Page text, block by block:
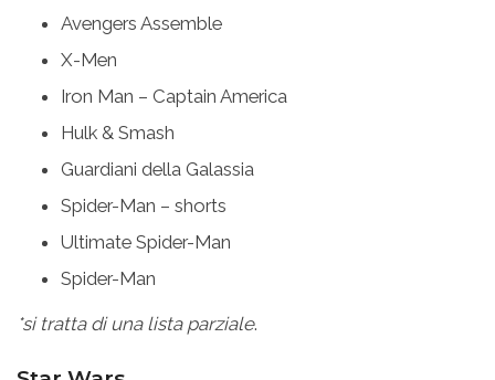
Avengers Assemble
X-Men
Iron Man – Captain America
Hulk & Smash
Guardiani della Galassia
Spider-Man – shorts
Ultimate Spider-Man
Spider-Man
*si tratta di una lista parziale.